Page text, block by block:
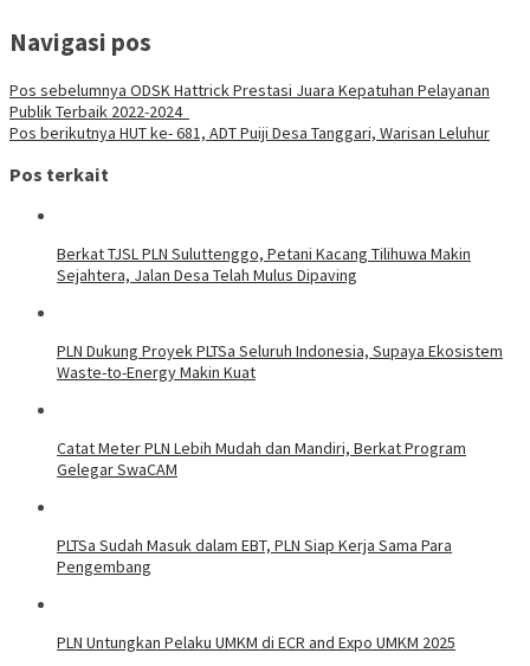
Navigasi pos
Pos sebelumnya ODSK Hattrick Prestasi Juara Kepatuhan Pelayanan
Publik Terbaik 2022-2024
Pos berikutnya HUT ke- 681, ADT Puiji Desa Tanggari, Warisan Leluhur
Pos terkait
Berkat TJSL PLN Suluttenggo, Petani Kacang Tilihuwa Makin
Sejahtera, Jalan Desa Telah Mulus Dipaving
PLN Dukung Proyek PLTSa Seluruh Indonesia, Supaya Ekosistem
Waste-to-Energy Makin Kuat
Catat Meter PLN Lebih Mudah dan Mandiri, Berkat Program
Gelegar SwaCAM
PLTSa Sudah Masuk dalam EBT, PLN Siap Kerja Sama Para
Pengembang
PLN Untungkan Pelaku UMKM di ECR and Expo UMKM 2025